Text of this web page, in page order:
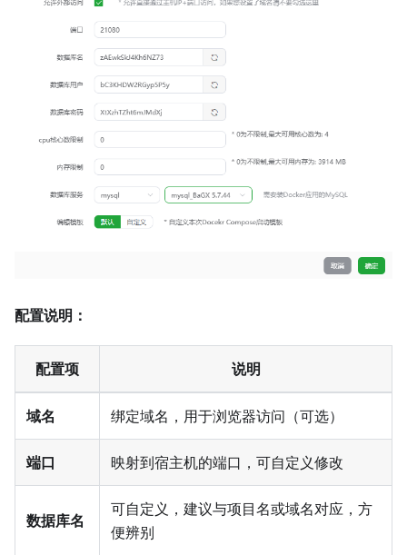
配置说明：
配置项 说明
域名 绑定域名，用于浏览器访问（可选）
端口 映射到宿主机的端口，可自定义修改
数据库名
可自定义，建议与项目名或域名对应，方
便辨别